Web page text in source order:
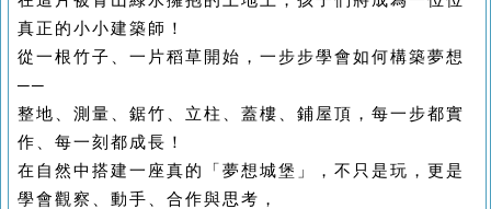
真正的小小建築師！
從一根竹子、一片稻草開始，一步步學會如何構築夢想
──
整地、測量、鋸竹、立柱、蓋樓、鋪屋頂，每一步都實
作、每一刻都成長！
在自然中搭建一座真的「夢想城堡」，不只是玩，更是
學會觀察、動手、合作與思考，